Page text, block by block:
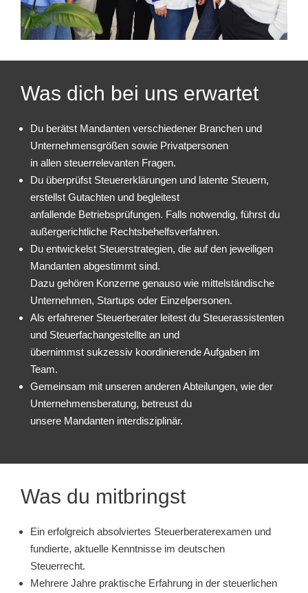
Was dich bei uns erwartet
Du berätst Mandanten verschiedener Branchen und
Unternehmensgrößen sowie Privatpersonen
in allen steuerrelevanten Fragen.
Du überprüfst Steuererklärungen und latente Steuern,
erstellst Gutachten und begleitest
anfallende Betriebsprüfungen. Falls notwendig, führst du
außergerichtliche Rechtsbehelfsverfahren.
Du entwickelst Steuerstrategien, die auf den jeweiligen
Mandanten abgestimmt sind.
Dazu gehören Konzerne genauso wie mittelständische
Unternehmen, Startups oder Einzelpersonen.
Als erfahrener Steuerberater leitest du Steuerassistenten
und Steuerfachangestellte an und
übernimmst sukzessiv koordinierende Aufgaben im
Team.
Gemeinsam mit unseren anderen Abteilungen, wie der
Unternehmensberatung, betreust du
unsere Mandanten interdisziplinär.
Was du mitbringst
Ein erfolgreich absolviertes Steuerberaterexamen und
fundierte, aktuelle Kenntnisse im deutschen
Steuerrecht.
Mehrere Jahre praktische Erfahrung in der steuerlichen